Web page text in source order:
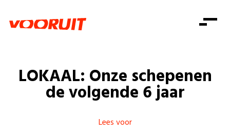
Zorg
Gelijke kansen
Welzijn
Onze mensen
Standpunten
Vacatures
Doe mee
Doe mee
Word lid
Shop
Login
LOKAAL: Onze schepenen
de volgende 6 jaar
Lees voor